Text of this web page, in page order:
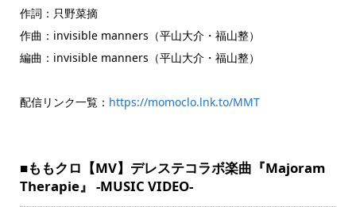
作詞：只野菜摘
作曲：invisible manners（平山大介・福山整）
編曲：invisible manners（平山大介・福山整）
配信リンク一覧： https://momoclo.lnk.to/MMT
■ももクロ【MV】デレステコラボ楽曲『Majoram
Therapie』 -MUSIC VIDEO-